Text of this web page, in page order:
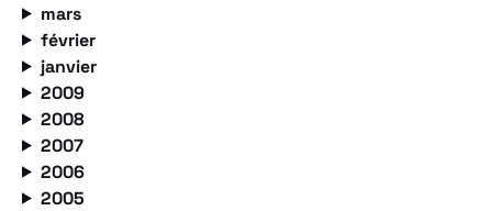
mars
février
janvier
2009
2008
2007
2006
2005